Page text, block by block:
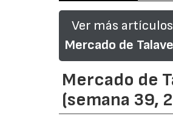
Ver más
Mercado de
Mercado de
(semana 39,